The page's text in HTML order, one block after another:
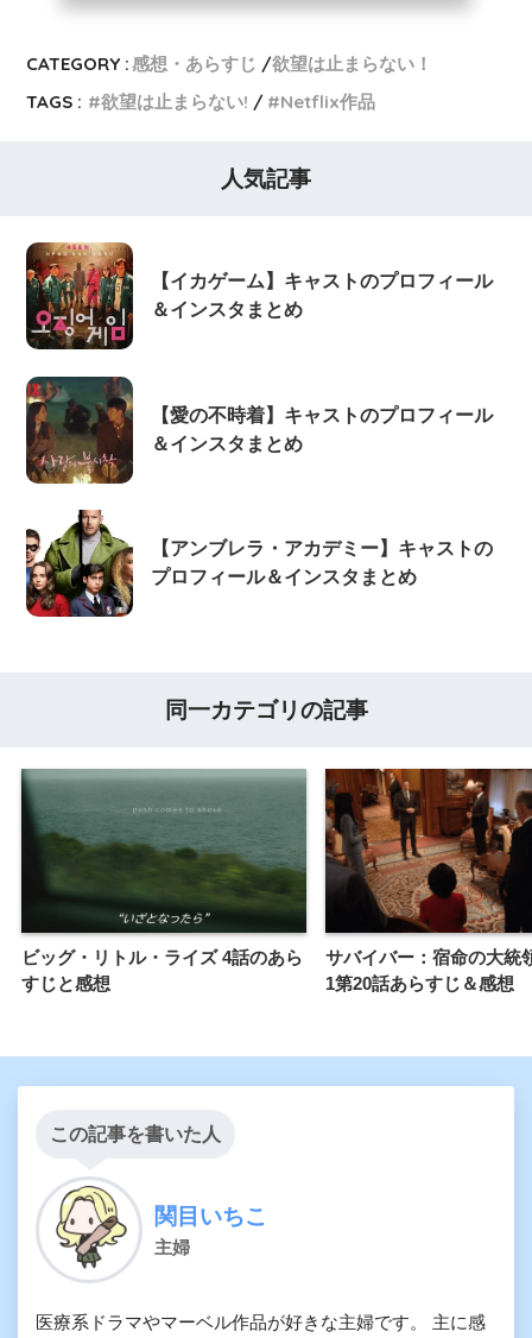
CATEGORY :感想・あらすじ
欲望は止まらない！
TAGS :
欲望は止まらない! Netflix作品
人気記事
【イカゲーム】キャストのプロフィール
＆インスタまとめ
【愛の不時着】キャストのプロフィール
＆インスタまとめ
【アンブレラ・アカデミー】キャストの
プロフィール＆インスタまとめ
同一カテゴリの記事
ビッグ・リトル・ライズ 4話のあら
すじと感想
サバイバー：宿命の大統
1第20話あらすじ＆感想
この記事を書いた人
関目いちこ
主婦
医療系ドラマやマーベル作品が好きな主婦です。 主に感